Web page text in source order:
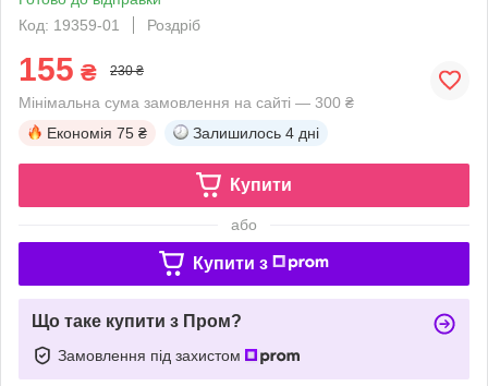
Код: 19359-01
Роздріб
155 ₴ 230 ₴
Мінімальна сума замовлення на сайті — 300 ₴
Економія 75 ₴ Залишилось 4 дні
Купити
або
Купити з
Що таке купити з Пром?
Замовлення під захистом